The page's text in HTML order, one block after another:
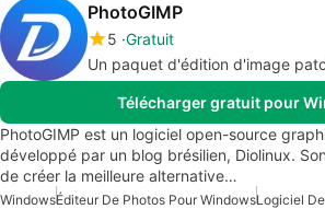
PhotoGIMP
5 Gratuit
Un paquet d'édition d'image
Télécharger gratuit pour
PhotoGIMP est un logiciel open-source
développé par un blog brésilien, Diolinux.
de créer la meilleure alternative…
WindowsÉditeur De Photos Pour WindowsLogiciel